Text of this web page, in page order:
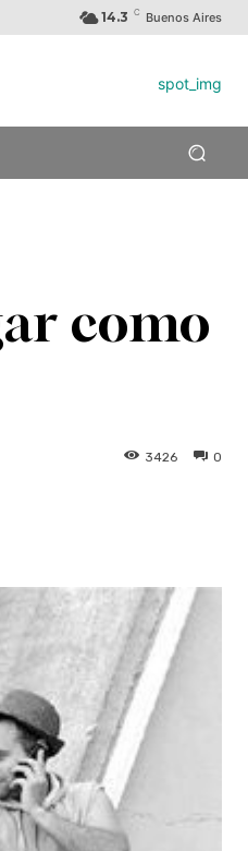
14.3 C Buenos Aires
como
0
3426